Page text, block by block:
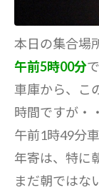
本日の集合場
午前5時00分
車庫から、こ
時間ですが・
午前1時49分
年寄は、特に
まだ朝ではな